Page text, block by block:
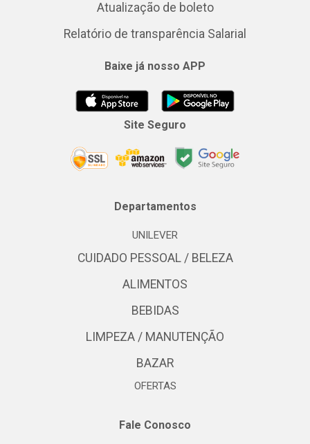
Atualização de boleto
Relatório de transparência Salarial
Baixe já nosso APP
Site Seguro
Departamentos
UNILEVER
CUIDADO PESSOAL / BELEZA
ALIMENTOS
BEBIDAS
LIMPEZA / MANUTENÇÃO
BAZAR
OFERTAS
Fale Conosco